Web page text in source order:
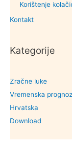
Korištenje
Kontakt
Kategorije
Zračne luke
Vremenska
Hrvatska
Download